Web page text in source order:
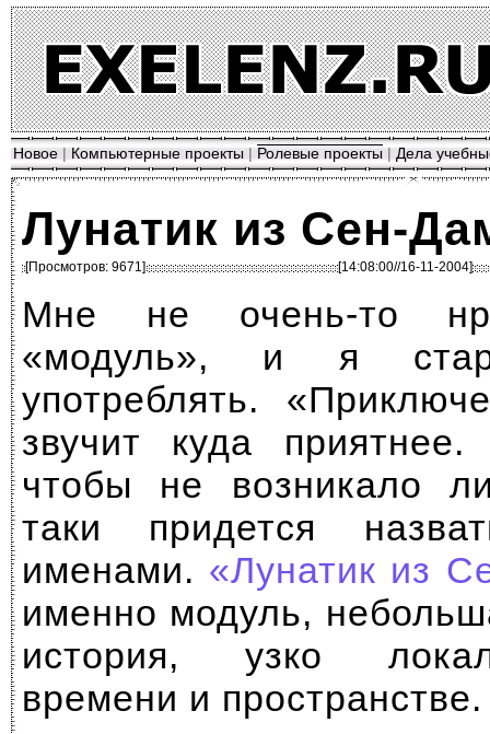
Новое | Компьютерные проекты | Ролевые проекты | Дела
Лунатик из Сен-
[Просмотров: 9671] [14:08:00//16-11-2004]
Мне не очень-то
«модуль», и я
употреблять.
звучит куда
чтобы не возникало
таки придется
именами. «Лунатик из
именно модуль,
история, узко
времени и пространстве.